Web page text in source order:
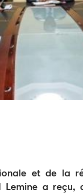
et de la
Lemine a reçu,